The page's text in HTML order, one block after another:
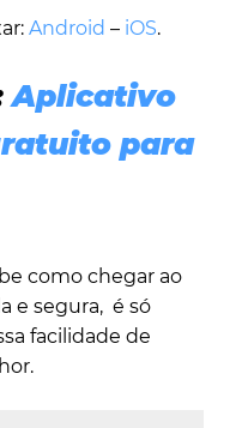
Android – iOS.
Aplicativo
para
como chegar ao
e segura, é só
facilidade de